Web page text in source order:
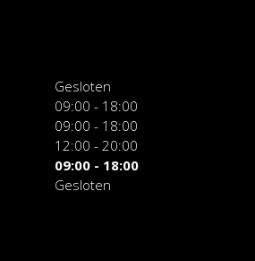
Gesloten
09:00 - 18:00
09:00 - 18:00
12:00 - 20:00
09:00 - 18:00
Gesloten